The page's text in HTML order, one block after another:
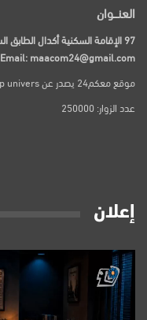
العنـــوان
97 الإقامة السكنية أكدال الطابق السفلي رقم 7 سيدي مومن الدار البيضاء
Email: maacom24@gmail.com
موقع معكم24 يصدر عن media top univers
عدد الزوار: 250000
إعلان
مشغل
الفيديو